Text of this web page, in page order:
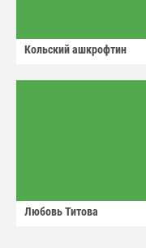
Кольский ашкрофтин
Любовь Титова